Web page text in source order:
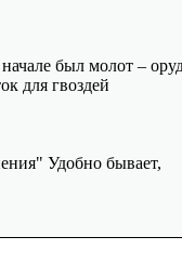
был молот –
для гвоздей
Удобно бывает,